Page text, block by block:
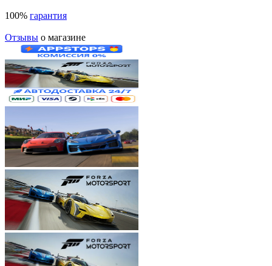
100% гарантия
Отзывы о магазине